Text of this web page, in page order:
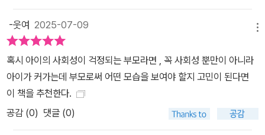
쑥 자라.” “빨간색과 노란색이 갈등을 하다 보니 주황색이 나왔고, 노
란색과 파란색의 갈등 속에서 초록색이 나왔지. 서로 다른 의견이 충
돌할 때 함께 이야기 나누고 해결하려는 노력을 하다 보면 새로운 아
이디어나 놀이가 탄생할 수 있어. 갈등은 더 멋진 것을 만드는 기회가
될 수 있어.” 이 밖에도 《내 아이의 사회성》에는 다양한 사회성 교육
의 도구와 놀이법이 담겨 있다. 아이의 작은 성공 경험을 시각화하는
법, 신체 반응과 감정 단어를 연결해 표현하는 법, 표정․몸짓․목소리
-웃여 2025-07-09
혹시 아이의 사회성이 걱정되는 부모라면 , 꼭 사회성 뿐만이 아니라
아이가 커가는데 부모로써 어떤 모습을 보여야 할지 고민이 된다면
이 책을 추천한다.
공감 (0) 댓글 (0)